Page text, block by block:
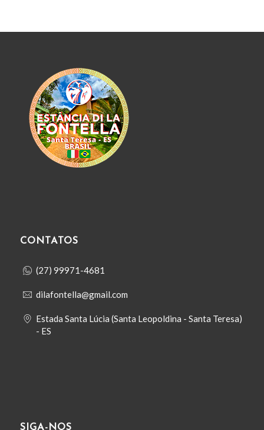
CONTATOS
(27) 99971-4681
dilafontella@gmail.com
Estada Santa Lúcia (Santa Leopoldina - Santa Teresa)
- ES
SIGA-NOS